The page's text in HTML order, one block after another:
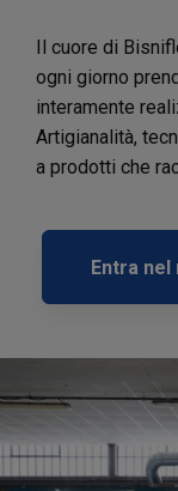
Il cuore di
ogni giorno
interamente
Artigianalità,
a prodotti che
Entra